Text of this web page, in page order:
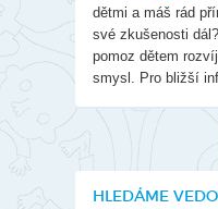
dětmi a máš rád
své zkušenosti
pomoz dětem
smysl. Pro bližší
HLEDÁME